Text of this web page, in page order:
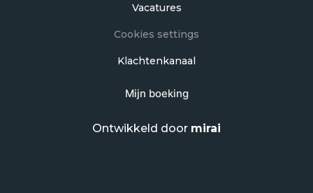
Vacatures
Cookies settings
Klachtenkanaal
Mijn boeking
Ontwikkeld door mirai